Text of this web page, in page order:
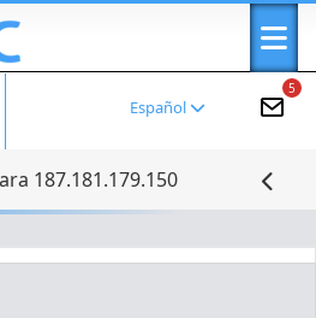
5
Español
187.181.179.150